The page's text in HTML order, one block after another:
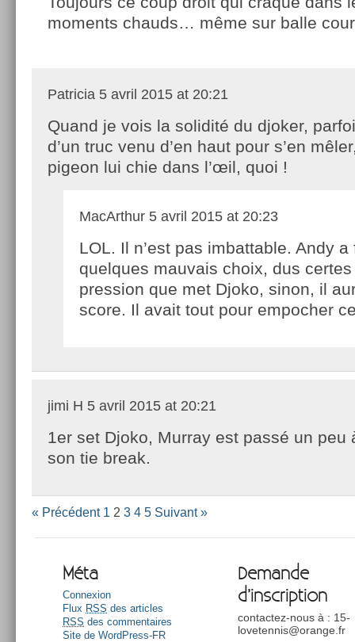
moments chauds… même sur balle
Patricia 5 avril 2015 at 20:21
Quand je vois la solidité du djoker,
d’un truc venu d’en haut pour s’en
pigeon lui chie dans l’œil, quoi !
MacArthur 5 avril 2015 at 20:23
LOL. Il n’est pas imbattable. Andy a
quelques mauvais choix, dus
pression que met Djoko, sinon, il
score. Il avait tout pour empocher
jimi H 5 avril 2015 at 20:21
1er set Djoko, Murray est passé un peu
son tie break.
« Précédent 1 2 3 4 5 Suivant »
Méta
Connexion
Flux RSS des articles
RSS des commentaires
Site de WordPress-FR
Demande
d’inscription
contactez-nous à : 15-
lovetennis@orange.fr